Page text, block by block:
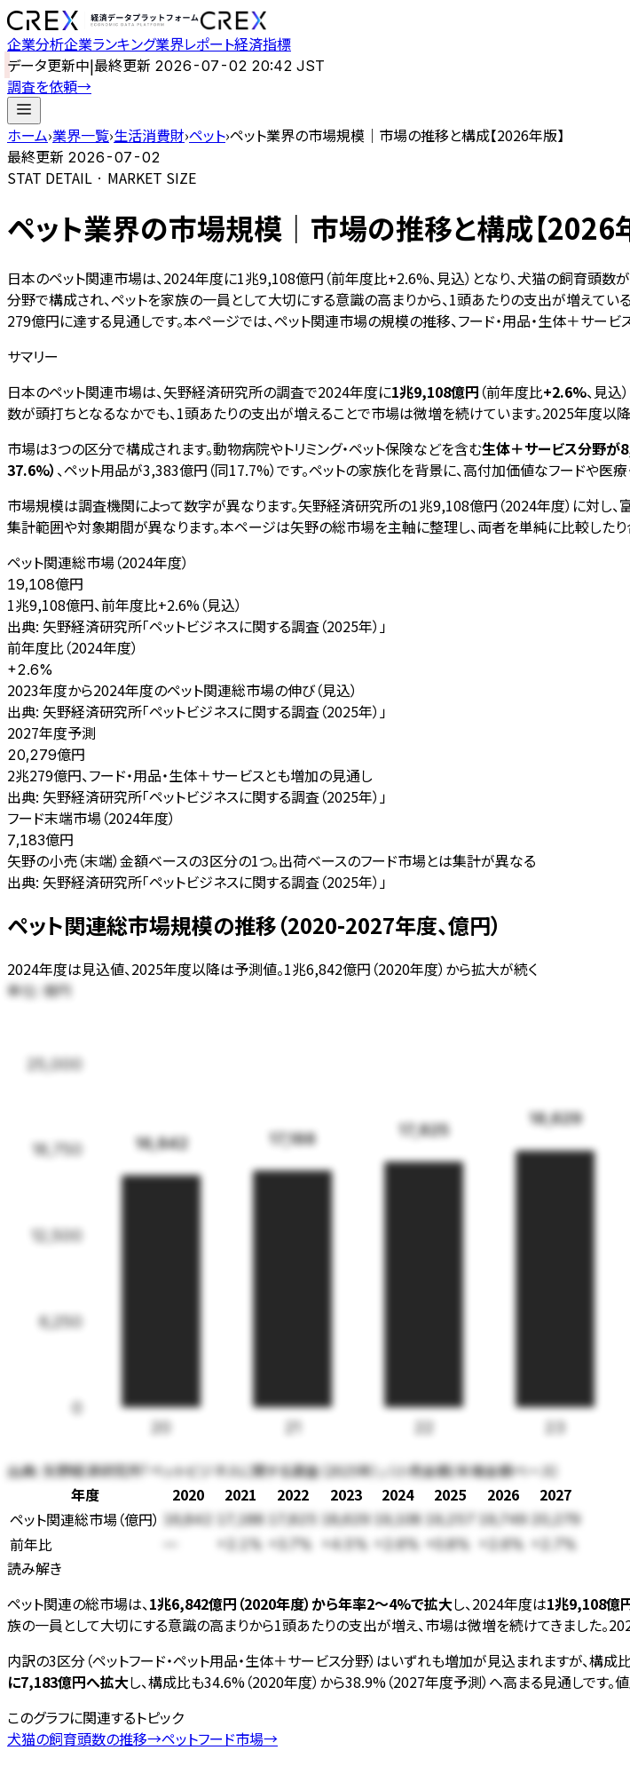
企業分析企業ランキング業界レポート経済指標
データ更新中|最終更新 2026-07-02 20:42 JST
調査を依頼→
ホーム›業界一覧›生活消費財›ペット›ペット業界の市場規模｜市場の推移と構成【2026年版】
最終更新 2026-07-02
STAT DETAIL · MARKET SIZE
ペット業界の市場規模｜市場の推移と構成【2026
日本のペット関連市場は、2024年度に1兆9,108億円（前年度比+2.6%、見込）となり、犬猫の飼育頭数
分野で構成され、ペットを家族の一員として大切にする意識の高まりから、1頭あたりの支出が増えて
279億円に達する見通しです。本ページでは、ペット関連市場の規模の推移、フード・用品・生体＋サー
サマリー
日本のペット関連市場は、矢野経済研究所の調査で2024年度に1兆9,108億円 （前年度比+2.6%、見
数が頭打ちとなるなかでも、1頭あたりの支出が増えることで市場は微増を続けています。2025年度
市場は3つの区分で構成されます。動物病院やトリミング・ペット保険などを含む生体＋サービス分野が
37.6%） 、ペット用品が3,383億円（同17.7%）です。ペットの家族化を背景に、高付加価値なフードや医
市場規模は調査機関によって数字が異なります。矢野経済研究所の1兆9,108億円（2024年度）に対し
集計範囲や対象期間が異なります。本ページは矢野の総市場を主軸に整理し、両者を単純に比較したり
ペット関連総市場（2024年度）
19,108億円
1兆9,108億円、前年度比+2.6%（見込）
出典: 矢野経済研究所「ペットビジネスに関する調査（2025年）」
前年度比（2024年度）
+2.6%
2023年度から2024年度のペット関連総市場の伸び（見込）
出典: 矢野経済研究所「ペットビジネスに関する調査（2025年）」
2027年度予測
20,279億円
2兆279億円、フード・用品・生体＋サービスとも増加の見通し
出典: 矢野経済研究所「ペットビジネスに関する調査（2025年）」
フード末端市場（2024年度）
7,183億円
矢野の小売（末端）金額ベースの3区分の1つ。出荷ベースのフード市場とは集計が異なる
出典: 矢野経済研究所「ペットビジネスに関する調査（2025年）」
ペット関連総市場規模の推移（2020-2027年度、億円）
2024年度は見込値、2025年度以降は予測値。1兆6,842億円（2020年度）から拡大が続く
単位:億円
0
6,250
12,500
18,750
25,000
16,842
20
17,188 17,825
22
18,629
23
出典:矢野経済研究所「ペットビジネスに関する調査（2025年）」（小売金額/末端金額ベース）
年度
2020 2021 2022 2023 2024 2025 2026
2027
ペット関連総市場 （億円） 16,842 17,188 17,825 18,629 19,108 19,257 19,749 20,279
前年比 +2.1% +3.7% +4.5% +2.6% +0.8% +2.6% +2.7%
読み解き
ペット関連の総市場は、1兆6,842億円（2020年度）から年率2〜4%で拡大し、2024年度は1兆9,108億
族の一員として大切にする意識の高まりから1頭あたりの支出が増え、市場は微増を続けてきました。
内訳の3区分（ペットフード・ペット用品・生体＋サービス分野）はいずれも増加が見込まれますが、構成
に7,183億円へ拡大し、構成比も34.6%（2020年度）から38.9%（2027年度予測）へ高まる見通しです
このグラフに関連するトピック
犬猫の飼育頭数の推移→ペットフード市場→